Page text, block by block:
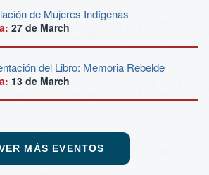
de Mujeres Indígenas
27 de March
del Libro: Memoria Rebelde
13 de March
MÁS EVENTOS